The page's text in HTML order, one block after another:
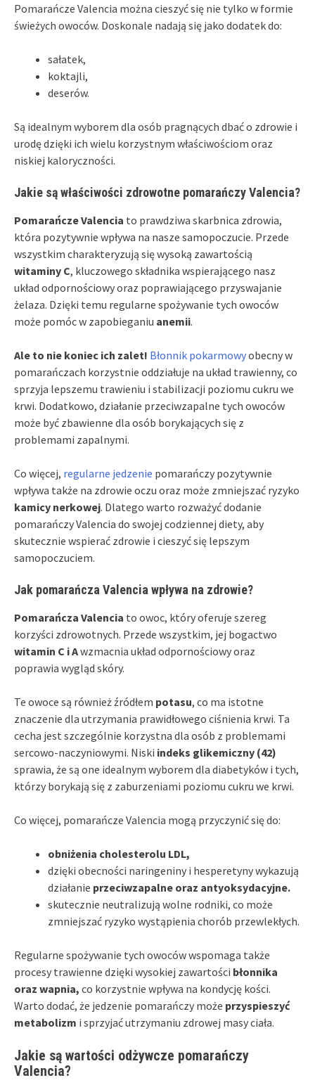
Pomarańcze Valencia można cieszyć się nie tylko w formie
świeżych owoców. Doskonale nadają się jako dodatek do:
sałatek,
koktajli,
deserów.
Są idealnym wyborem dla osób pragnących dbać o zdrowie i
urodę dzięki ich wielu korzystnym właściwościom oraz
niskiej kaloryczności.
Jakie są właściwości zdrowotne pomarańczy Valencia?
Pomarańcze Valencia to prawdziwa skarbnica zdrowia,
która pozytywnie wpływa na nasze samopoczucie. Przede
wszystkim charakteryzują się wysoką zawartością
witaminy C, kluczowego składnika wspierającego nasz
układ odpornościowy oraz poprawiającego przyswajanie
żelaza. Dzięki temu regularne spożywanie tych owoców
może pomóc w zapobieganiu anemii.
Ale to nie koniec ich zalet! Błonnik pokarmowyobecny w
pomarańczach korzystnie oddziałuje na układ trawienny, co
sprzyja lepszemu trawieniu i stabilizacji poziomu cukru we
krwi. Dodatkowo, działanie przeciwzapalne tych owoców
może być zbawienne dla osób borykających się z
problemami zapalnymi.
Co więcej, regularne jedzenie pomarańczy pozytywnie
wpływa także na zdrowie oczu oraz może zmniejszać ryzyko
kamicy nerkowej. Dlatego warto rozważyć dodanie
pomarańczy Valencia do swojej codziennej diety, aby
skutecznie wspierać zdrowie i cieszyć się lepszym
samopoczuciem.
Jak pomarańcza Valencia wpływa na zdrowie?
Pomarańcza Valencia to owoc, który oferuje szereg
korzyści zdrowotnych. Przede wszystkim, jej bogactwo
witamin C i Awzmacnia układ odpornościowy oraz
poprawia wygląd skóry.
Te owoce są również źródłem potasu, co ma istotne
znaczenie dla utrzymania prawidłowego ciśnienia krwi. Ta
cecha jest szczególnie korzystna dla osób z problemami
sercowo-naczyniowymi. Niski indeks glikemiczny (42)
sprawia, że są one idealnym wyborem dla diabetyków i tych,
którzy borykają się z zaburzeniami poziomu cukru we krwi.
Co więcej, pomarańcze Valencia mogą przyczynić się do:
obniżenia cholesterolu LDL,
dzięki obecności naringeniny i hesperetyny wykazują
działanie przeciwzapalne oraz antyoksydacyjne.
skutecznie neutralizują wolne rodniki, co może
zmniejszać ryzyko wystąpienia chorób przewlekłych.
Regularne spożywanie tych owoców wspomaga także
procesy trawienne dzięki wysokiej zawartości błonnika
oraz wapnia, co korzystnie wpływa na kondycję kości.
Warto dodać, że jedzenie pomarańczy może przyspieszyć
metabolizm i sprzyjać utrzymaniu zdrowej masy ciała.
Jakie są wartości odżywcze pomarańczy
Valencia?